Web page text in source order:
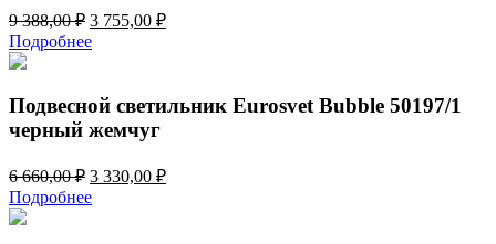
9 388,00₽ Первоначальная
цена
составляла
388,00 ₽.
3 755,00 ₽Текущая
Подробнее
Подвесной светильник Eurosvet Bubble 50197/1
черный жемчуг
6 660,00₽ Первоначальная
цена
составляла
3 330,00 ₽Текущая
Подробнее